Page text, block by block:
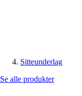
Sitteunderlag
Se alle produkter